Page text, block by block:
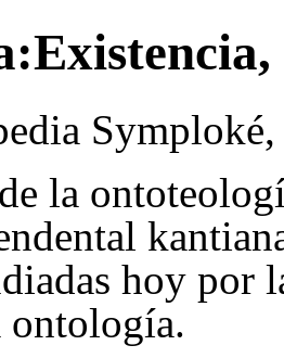
la
hoy por
ontología.